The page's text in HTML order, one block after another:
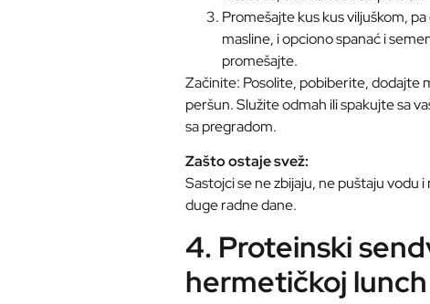
Promešajte kus kus viljuškom,
masline, i opciono spanać i
promešajte.
Začinite: Posolite, pobiberite, dodajte
peršun. Služite odmah ili spakujte sa
sa pregradom.
Zašto ostaje svež:
Sastojci se ne zbijaju, ne puštaju vodu
duge radne dane.
4. Proteinski
hermetičkoj